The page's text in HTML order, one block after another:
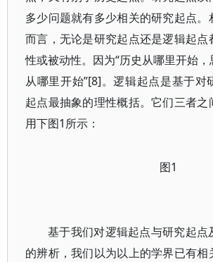
多少问题就有多少相关的研究起点。
而言，无论是研究起点还是逻辑起点
性或被动性。因为“历史从哪里开始
从哪里开始”[8]。逻辑起点是基于对
起点最抽象的理性概括。它们三者之
用下图1所示：
图1
基于我们对逻辑起点与研究起点
的辨析，我们以为以上的学界已有相